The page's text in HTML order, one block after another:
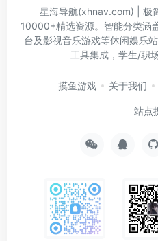
星海导航(xhnav.com) | 极
10000+精选资源。智能分类涵
台及影视音乐游戏等休闲娱乐
工具集成，学生/职
摸鱼游戏 关于我们
站点